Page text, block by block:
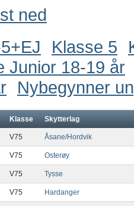
ned
Klasse 5
Junior 18-19 år
Nybegynner
Klasse Skytterlag
V75 Åsane/Hordvik
V75 Osterøy
V75 Tysse
V75 Hardanger